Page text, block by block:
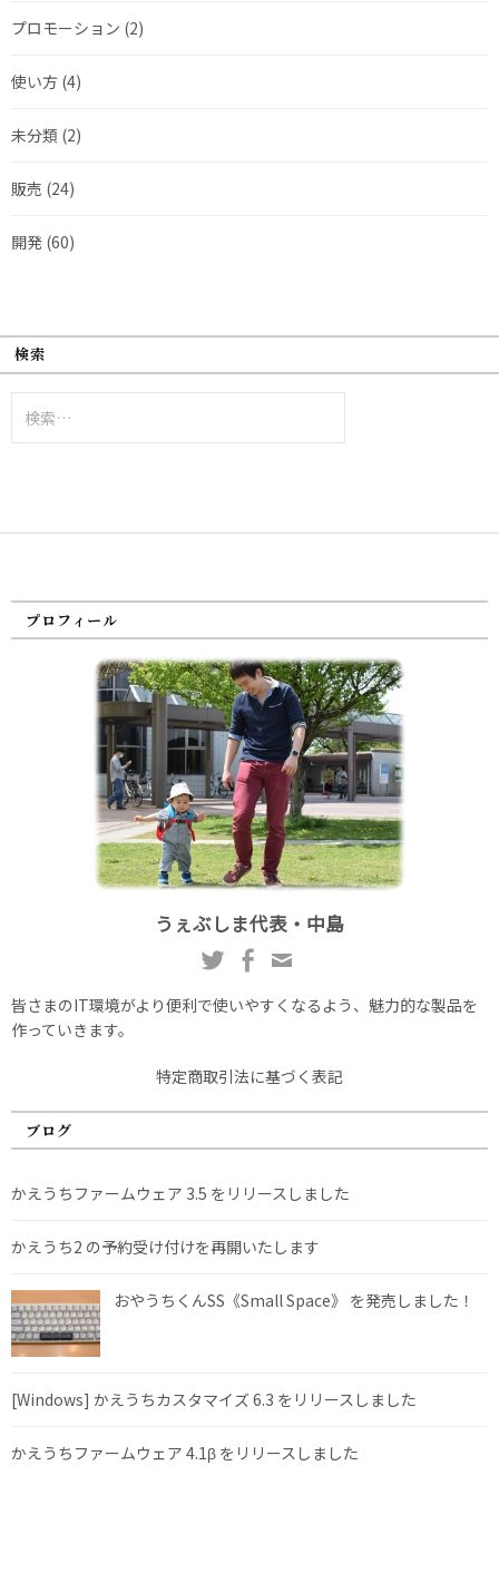
プロモーション (2)
使い方 (4)
未分類 (2)
販売 (24)
開発 (60)
検索
索:
プロフィール
うぇぶしま代表・中島
皆さまのIT環境がより便利で使いやすくなるよう、魅力的な製品を
作っていきます。
特定商取引法に基づく表記
ブログ
かえうちファームウェア 3.5 をリリースしました
かえうち2 の予約受け付けを再開いたします
おやうちくんSS《Small Space》 を発売しました！
[Windows] かえうちカスタマイズ 6.3 をリリースしました
かえうちファームウェア 4.1β をリリースしました